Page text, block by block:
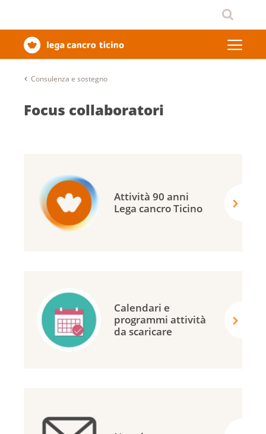
Consulenza e sostegno
Focus collaboratori
Attività 90 anni
Lega cancro Ticino
Calendari e
programmi attività
da scaricare